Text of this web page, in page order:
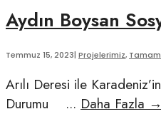
Konferans
Aydın Boysan
Temmuz 15, 2023| Projelerimiz,
Arılı Deresi ile
Durumu ... Daha Fazla →